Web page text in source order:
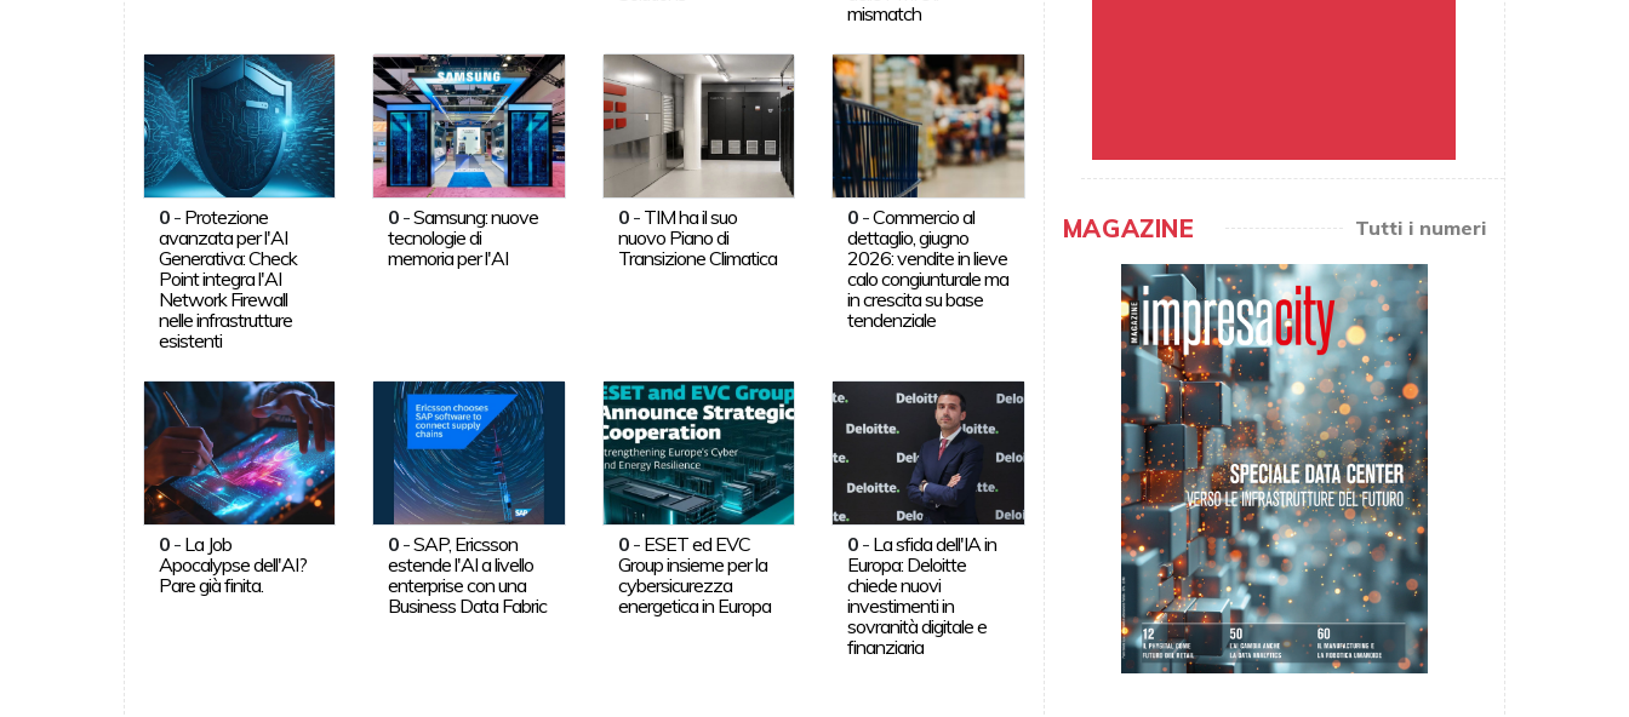
mismatch
0- Protezione
avanzata per l'AI
Generativa: Check
Point integra l'AI
Network Firewall
nelle infrastrutture
esistenti
0 -Samsung: nuove
tecnologie di
memoria per l'AI
0- TIM ha il suo
nuovo Piano di
Transizione Climatica
0 -Commercio al
dettaglio, giugno
2026: vendite in lieve
calo congiunturale ma
in crescita su base
tendenziale
0- La Job
Apocalypse dell'AI?
Pare già finita.
0 -SAP, Ericsson
estende l'AI a livello
enterprise con una
Business Data Fabric
0- ESET ed EVC
Group insieme per la
cybersicurezza
energetica in Europa
0 - La sfida dell'IA in
Europa: Deloitte
chiede nuovi
investimenti in
sovranità digitale e
finanziaria
MAGAZINE Tutti i numeri